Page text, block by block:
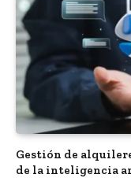
Gestión de
de la inteligencia